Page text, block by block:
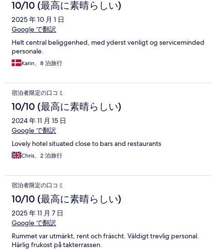
10/10 (最高に素晴らしい)
2025 年 10 月 1 日
Google で翻訳
Helt central beliggenhed, med yderst venligt og serviceminded
personale.
Karin、8 泊旅行
宿泊者限定の口コミ
10/10 (最高に素晴らしい)
2024 年 11 月 15 日
Google で翻訳
Lovely hotel situated close to bars and restaurants
Chris、2 泊旅行
宿泊者限定の口コミ
10/10 (最高に素晴らしい)
2025 年 11 月 7 日
Google で翻訳
Rummet var utmärkt, rent och fräscht. Väldigt trevlig personal.
Härlig frukost på takterrassen.